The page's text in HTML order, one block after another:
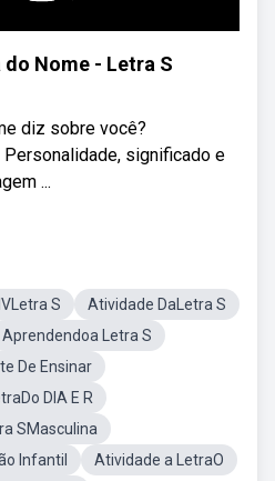
Nome - Letra S
diz sobre você?
significado e
...
S
Atividade DaLetra S
Aprendendoa Letra S
De Ensinar
DIA E R
SMasculina
Infantil
Atividade a LetraO